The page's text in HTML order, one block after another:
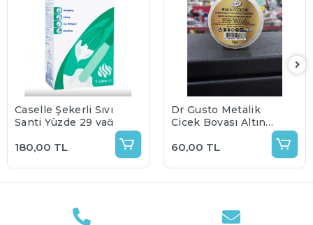
Caselle Şekerli Sıvı
Şanti Yüzde 29 yağ
180,00 TL
Dr Gusto Metalik
Çiçek Boyası Altın
60,00 TL